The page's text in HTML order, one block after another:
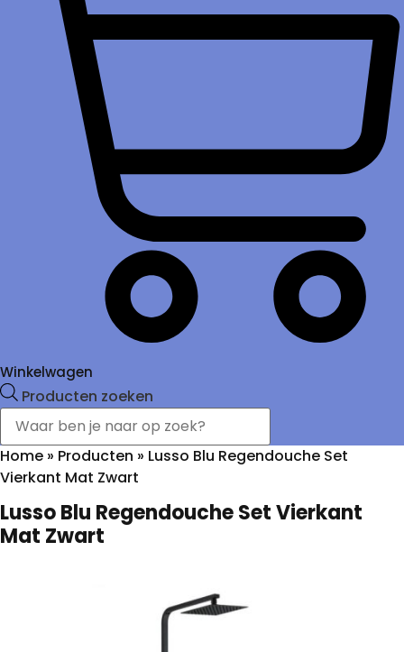
Winkelwagen
Producten zoeken
Home » Producten » Lusso Blu Regendouche Set
Vierkant Mat Zwart
Lusso Blu Regendouche Set Vierkant
Mat Zwart